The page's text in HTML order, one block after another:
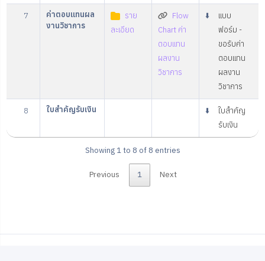
7
ค่าตอบแทนผล
งานวิชาการ
ราย
ละเอียด
Flow
Chart ค่า
ตอบแทน
ผลงาน
วิชาการ
⬇️
แบบ
ฟอร์ม -
ขอรับค่า
ตอบแทน
ผลงาน
วิชาการ
8 ใบสำคัญรับเงิน ⬇️
ใบสำคัญ
รับเงิน
Showing 1 to 8 of 8 entries
Previous 1 Next